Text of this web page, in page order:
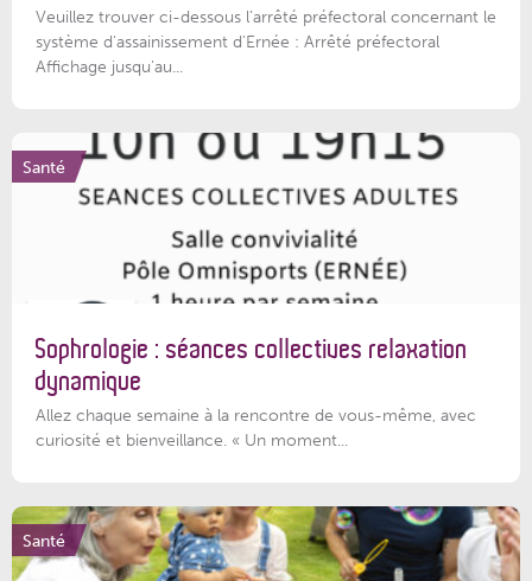
Veuillez trouver ci-dessous l’arrêté préfectoral concernant le
système d'assainissement d'Ernée : Arrêté préfectoral
Affichage jusqu'au...
Santé
Sophrologie : séances collectives relaxation
dynamique
Allez chaque semaine à la rencontre de vous-même, avec
curiosité et bienveillance. « Un moment...
Santé